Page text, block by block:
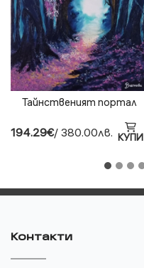
Тайнственият портал
194.29€/ 380.00лв. КУПИ
Контакти